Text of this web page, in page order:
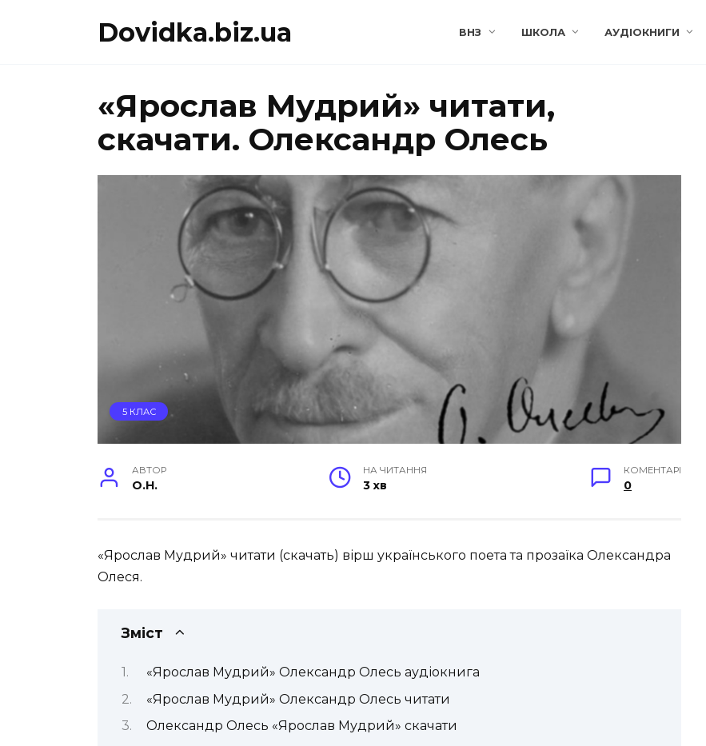
Dovidka.biz.ua ВНЗ ШКОЛА АУДІОКНИГИ
«Ярослав Мудрий» читати,
скачати. Олександр Олесь
5 КЛАС
АВТОР
O.H.
НА ЧИТАННЯ
3 хв
КОМЕНТАРІ
0
«Ярослав Мудрий» читати (скачать) вірш українського поета та прозаїка Олександра
Олеся.
Зміст
«Ярослав Мудрий» Олександр Олесь аудіокнига
«Ярослав Мудрий» Олександр Олесь читати
Олександр Олесь «Ярослав Мудрий» скачати